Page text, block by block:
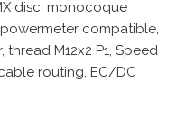
disc, monocoque
powermeter compatible,
thread M12x2 P1, Speed
routing, EC/DC